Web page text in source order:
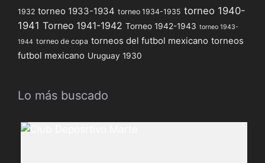
1932 torneo 1933-1934 torneo 1934-1935 torneo 1940-
1941 Torneo 1941-1942 Torneo 1942-1943 torneo 1943-
1944 torneo de copa torneos del futbol mexicano torneos
futbol mexicano Uruguay 1930
Lo más buscado